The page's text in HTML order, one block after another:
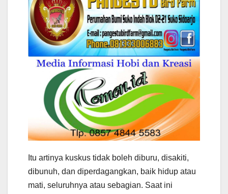
Itu artinya kuskus tidak boleh diburu, disakiti,
dibunuh, dan diperdagangkan, baik hidup atau
mati, seluruhnya atau sebagian. Saat ini